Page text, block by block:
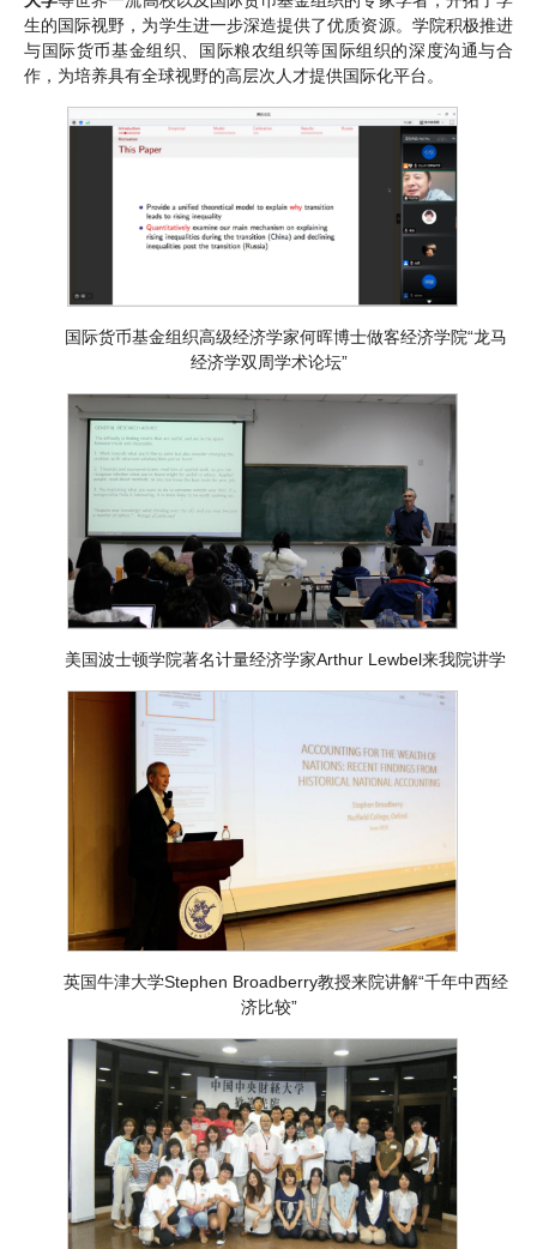
生的国际视野，为学生进一步深造提供了优质资源。学院积极推进
与国际货币基金组织、国际粮农组织等国际组织的深度沟通与合
作，为培养具有全球视野的高层次人才提供国际化平台。
国际货币基金组织高级经济学家何晖博士做客经济学院“龙马
经济学双周学术论坛”
美国波士顿学院著名计量经济学家Arthur Lewbel来我院讲学
英国牛津大学Stephen Broadberry教授来院讲解“千年中西经
济比较”